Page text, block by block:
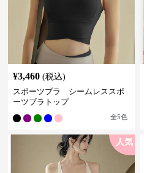
¥3,460 (税込)
スポーツブラ シームレススポ
ーツブラトップ
全5色
人気